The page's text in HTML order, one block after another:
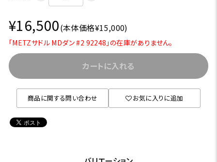
¥16,500(本体価格¥15,000)
「METZサドル MDダン #2 92248」の在庫がありません。
カートに入れる
商品に関する問い合わせ お気に入りに追加